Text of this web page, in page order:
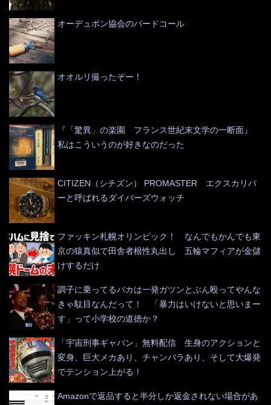
オーデュボン協会のバードコール
オオルリ撮ったぞー！
『「驚異」の楽園 フランス世紀末文学の一断面』
私はこういうのが好きなのだった
CITIZEN（シチズン） PROMASTER エクスカリバ
ーと呼ばれるダイバーズウォッチ
ファッキン札幌オリンピック！ なんでもかんでも東
京の猿真似で田舎者根性丸出し 五輪マフィアが金儲
けするだけ
調子に乗ってるバカは一発ガツンとぶん殴ってやんな
きゃ駄目なんだって！ 「暴力はいけないと思いまー
す」って小学校の道徳か？
「宇宙刑事ギャバン」無料配信 生身のアクションと
変身、巨大メカあり、チャンバラあり、そして大爆発
でテンション上がる！
Amazonで返品すると半分しか返金されない場合があ